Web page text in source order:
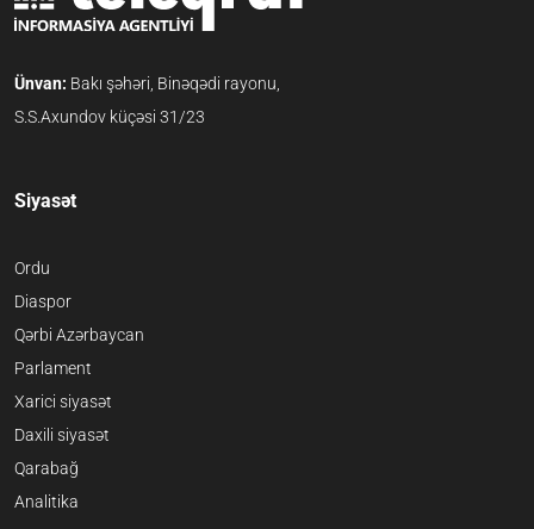
Ünvan: Bakı şəhəri, Binəqədi rayonu,
S.S.Axundov küçəsi 31/23
Siyasət
Ordu
Diaspor
Qərbi Azərbaycan
Parlament
Xarici siyasət
Daxili siyasət
Qarabağ
Analitika